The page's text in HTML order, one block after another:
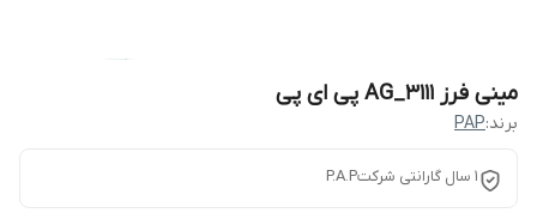
مینی فرز AG_3111 پی ای پی
برند:PAP
1 سال گارانتی شرکتP.A.P